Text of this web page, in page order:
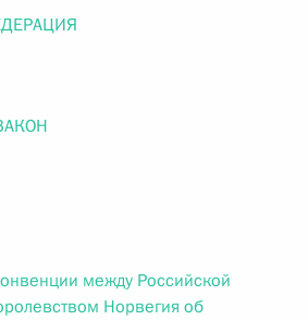
между Российской
Норвегия об